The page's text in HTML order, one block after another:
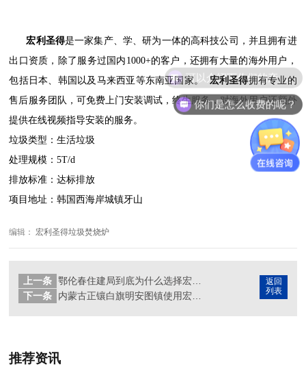
宏利圣得是一家集产、学、研为一体的高科技公司，并且拥有进
出口资质，除了服务过国内1000+的客户，还拥有大量的海外用户，
包括日本、韩国以及马来西亚等东南亚国家。 宏利圣得拥有专业的
售后服务团队，可免费上门安装调试，终生服务，对海外用户还额外
提供在线视频指导安装的服务。
垃圾类型：生活垃圾
处理规模：5T/d
排放标准：达标排放
项目地址：韩国西海岸城镇牙山
编辑： 宏利圣得垃圾焚烧炉
返回
列表
上一条
下一条
推荐资讯
你们是怎么收费的呢？